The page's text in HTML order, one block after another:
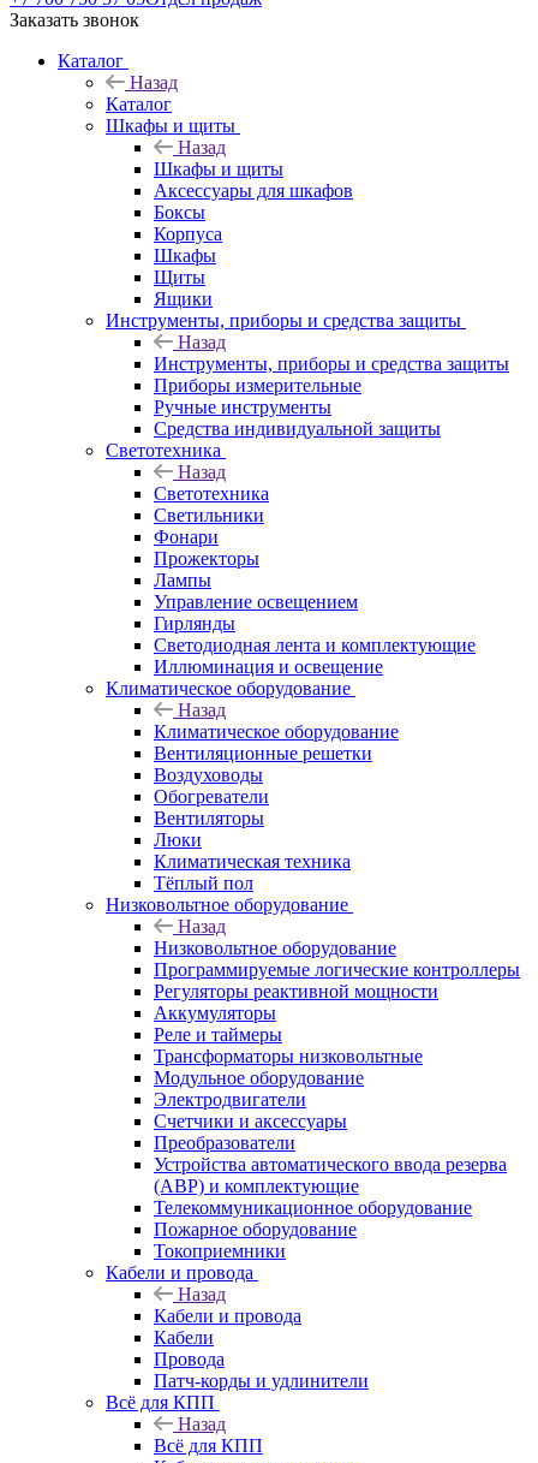
Заказать звонок
Каталог
Назад
Каталог
Шкафы и щиты
Назад
Шкафы и щиты
Аксессуары для шкафов
Боксы
Корпуса
Шкафы
Щиты
Ящики
Инструменты, приборы и средства защиты
Назад
Инструменты, приборы и средства защиты
Приборы измерительные
Ручные инструменты
Средства индивидуальной защиты
Светотехника
Назад
Светотехника
Светильники
Фонари
Прожекторы
Лампы
Управление освещением
Гирлянды
Светодиодная лента и комплектующие
Иллюминация и освещение
Климатическое оборудование
Назад
Климатическое оборудование
Вентиляционные решетки
Воздуховоды
Обогреватели
Вентиляторы
Люки
Климатическая техника
Тёплый пол
Низковольтное оборудование
Назад
Низковольтное оборудование
Программируемые логические контроллеры
Регуляторы реактивной мощности
Аккумуляторы
Реле и таймеры
Трансформаторы низковольтные
Модульное оборудование
Электродвигатели
Счетчики и аксессуары
Преобразователи
Устройства автоматического ввода резерва
(АВР) и комплектующие
Телекоммуникационное оборудование
Пожарное оборудование
Токоприемники
Кабели и провода
Назад
Кабели и провода
Кабели
Провода
Патч-корды и удлинители
Всё для КПП
Назад
Всё для КПП